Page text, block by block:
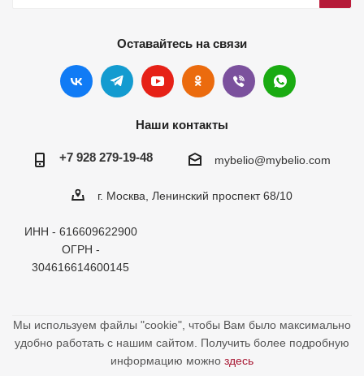
Оставайтесь на связи
Наши контакты
+7 928 279-19-48 mybelio@mybelio.com
г. Москва, Ленинский проспект 68/10
ИНН - 616609622900
ОГРН -
304616614600145
Мы используем файлы "cookie", чтобы Вам было максимально
удобно работать с нашим сайтом. Получить более подробную
информацию можно здесь